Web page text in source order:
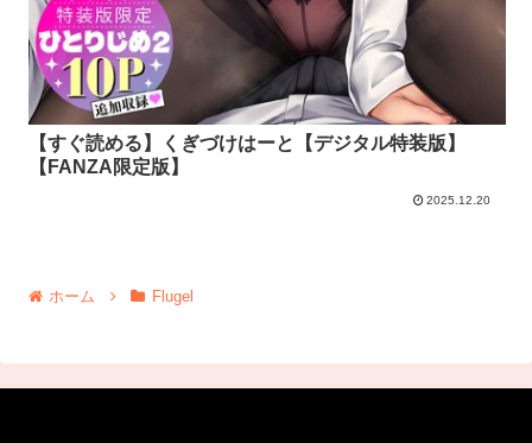
【すぐ読める】くぎづけはーと【デジタル特装版】
【FANZA限定版】
2025.12.20
ホーム Flugel